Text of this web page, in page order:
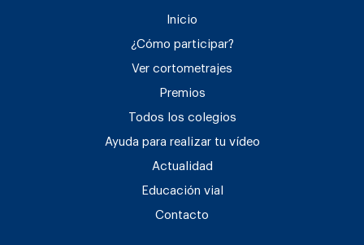
Inicio
¿Cómo participar?
Ver cortometrajes
Premios
Todos los colegios
Ayuda para realizar tu vídeo
Actualidad
Educación vial
Contacto